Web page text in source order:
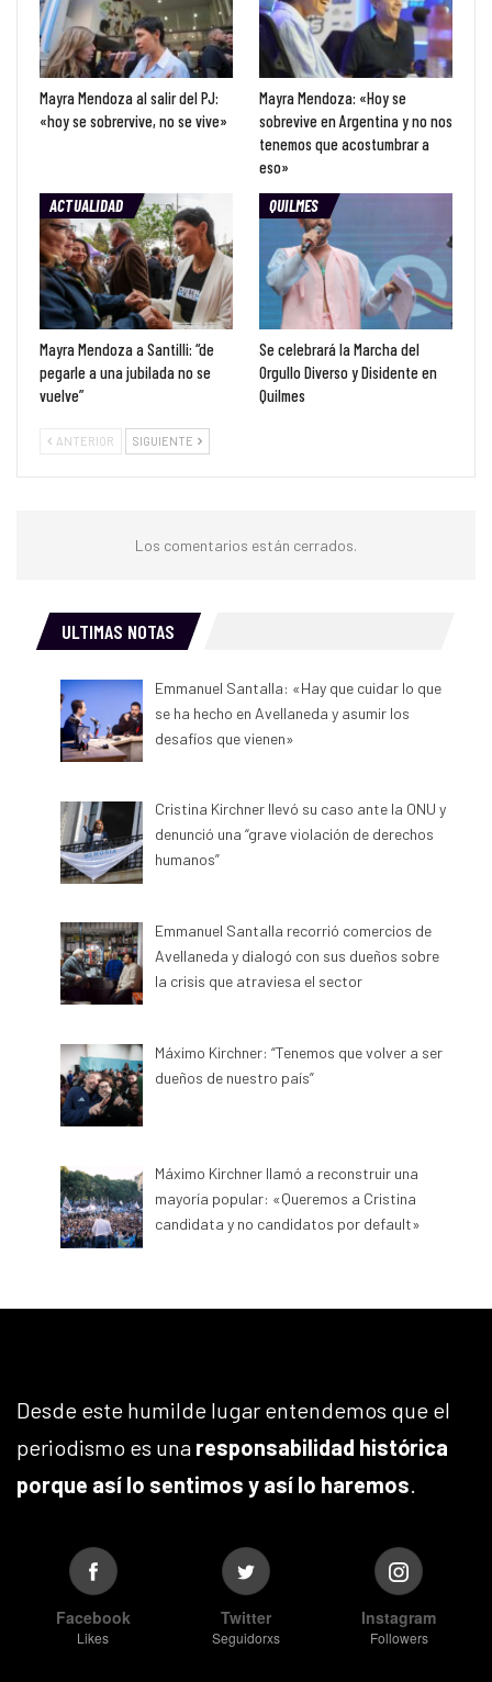
Mayra Mendoza al salir del PJ:
«hoy se sobrervive, no se vive»
Mayra Mendoza: «Hoy se
sobrevive en Argentina y no nos
tenemos que acostumbrar a
eso»
ACTUALIDAD
Mayra Mendoza a Santilli: “de
pegarle a una jubilada no se
vuelve”
QUILMES
Se celebrará la Marcha del
Orgullo Diverso y Disidente en
Quilmes
ANTERIOR SIGUIENTE
Los comentarios están cerrados.
ULTIMAS NOTAS
Emmanuel Santalla: «Hay que cuidar lo que
se ha hecho en Avellaneda y asumir los
desafíos que vienen»
Cristina Kirchner llevó su caso ante la ONU y
denunció una “grave violación de derechos
humanos”
Emmanuel Santalla recorrió comercios de
Avellaneda y dialogó con sus dueños sobre
la crisis que atraviesa el sector
Máximo Kirchner: “Tenemos que volver a ser
dueños de nuestro país”
Máximo Kirchner llamó a reconstruir una
mayoría popular: «Queremos a Cristina
candidata y no candidatos por default»
Desde este humilde lugar entendemos que el
periodismo es una responsabilidad histórica
porque así lo sentimos y así lo haremos.
Facebook
Likes
Twitter
Seguidorxs
Instagram
Followers